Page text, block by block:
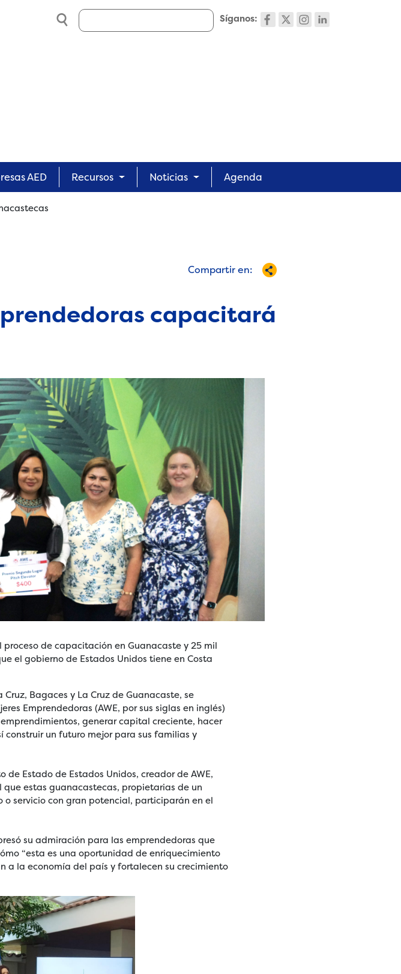
Síganos:
Search
AED Recursos Noticias Agenda
Compartir en:
capacitará
de capacitación en Guanacaste y 25 mil
el gobierno de Estados Unidos tiene en Costa
Bagaces y La Cruz de Guanacaste, se
Emprendedoras (AWE, por sus siglas en inglés)
generar capital creciente, hacer
construir un futuro mejor para sus familias y
Estado de Estados Unidos, creador de AWE,
estas guanacastecas, propietarias de un
servicio con gran potencial, participarán en el
su admiración para las emprendedoras que
“esta es una oportunidad de enriquecimiento
la economía del país y fortalecen su crecimiento